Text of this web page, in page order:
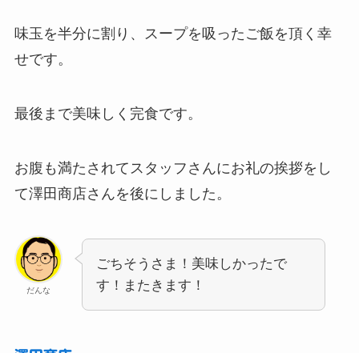
味玉を半分に割り、スープを吸ったご飯を頂く幸
せです。
最後まで美味しく完食です。
お腹も満たされてスタッフさんにお礼の挨拶をし
て澤田商店さんを後にしました。
だんな
ごちそうさま！美味しかったで
す！またきます！